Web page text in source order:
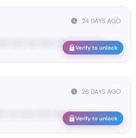
24 DAYS AGO
<#• ك•••• •••••• •••••• ••••• •••••• ••••
Verify to unlock
26 DAYS AGO
•••• •••••• •••••• •••••• Verify to unlock